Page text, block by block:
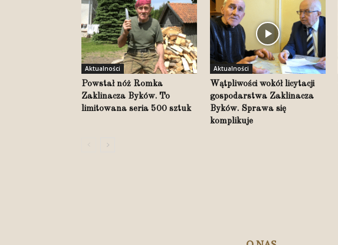
Aktualności
Powstał nóż Romka
Zaklinacza Byków. To
limitowana seria 500 sztuk
Aktualności
Wątpliwości wokół licytacji
gospodarstwa Zaklinacza
Byków. Sprawa się
komplikuje